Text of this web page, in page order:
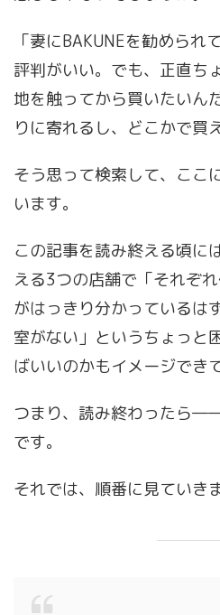
「妻にBAKUNEを勧められ
評判がいい。でも、正直ち
地を触ってから買いたい
りに寄れるし、どこかで買
そう思って検索して、ここ
います。
この記事を読み終える頃には
える3つの店舗で「それぞ
がはっきり分かっているは
室がない」というちょっと
ばいいのかもイメージでき
つまり、読み終わったら
です。
それでは、順番に見ていき